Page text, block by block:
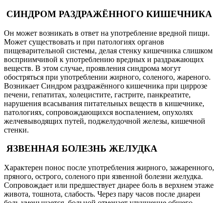
СИНДРОМ РАЗДРАЖЁННОГО КИШЕЧНИКА
Он может возникать в ответ на употребление вредной пищи.
Может существовать и при патологиях органов
пищеварительной системы, делая стенку кишечника слишком
восприимчивой к употреблению вредных и раздражающих
веществ. В этом случае, проявления синдрома могут
обостряться при употреблении жирного, соленого, жареного.
Возникает Синдром раздражённого кишечника при циррозе
печени, гепатитах, холецистите, гастрите, панкреатите,
нарушения всасывания питательных веществ в кишечнике,
патологиях, сопровождающихся воспалением, опухолях
желчевыводящих путей, поджелудочной железы, кишечной
стенки.
ЯЗВЕННАЯ БОЛЕЗНЬ ЖЕЛУДКА
Характерен понос после употребления жирного, зажаренного,
пряного, острого, соленого при язвенной болезни желудка.
Сопровождает или предшествует диарее боль в верхнем этаже
живота, тошнота, слабость. Через пару часов после диареи